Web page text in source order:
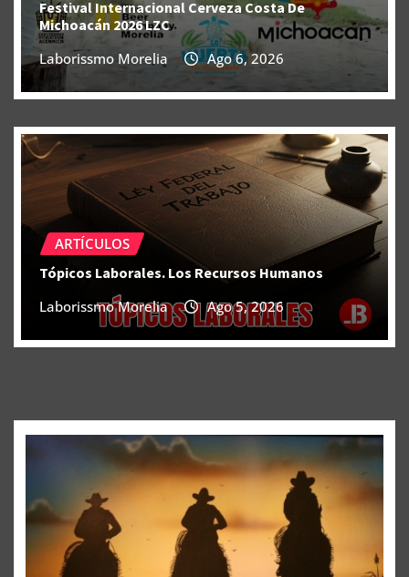
ARTÍCULOS
Festival Internacional Cerveza Costa De
Michoacán 2026 LZC
Laborissmo Morelia
Ago 6, 2026
ARTÍCULOS
Tópicos Laborales. Los Recursos Humanos